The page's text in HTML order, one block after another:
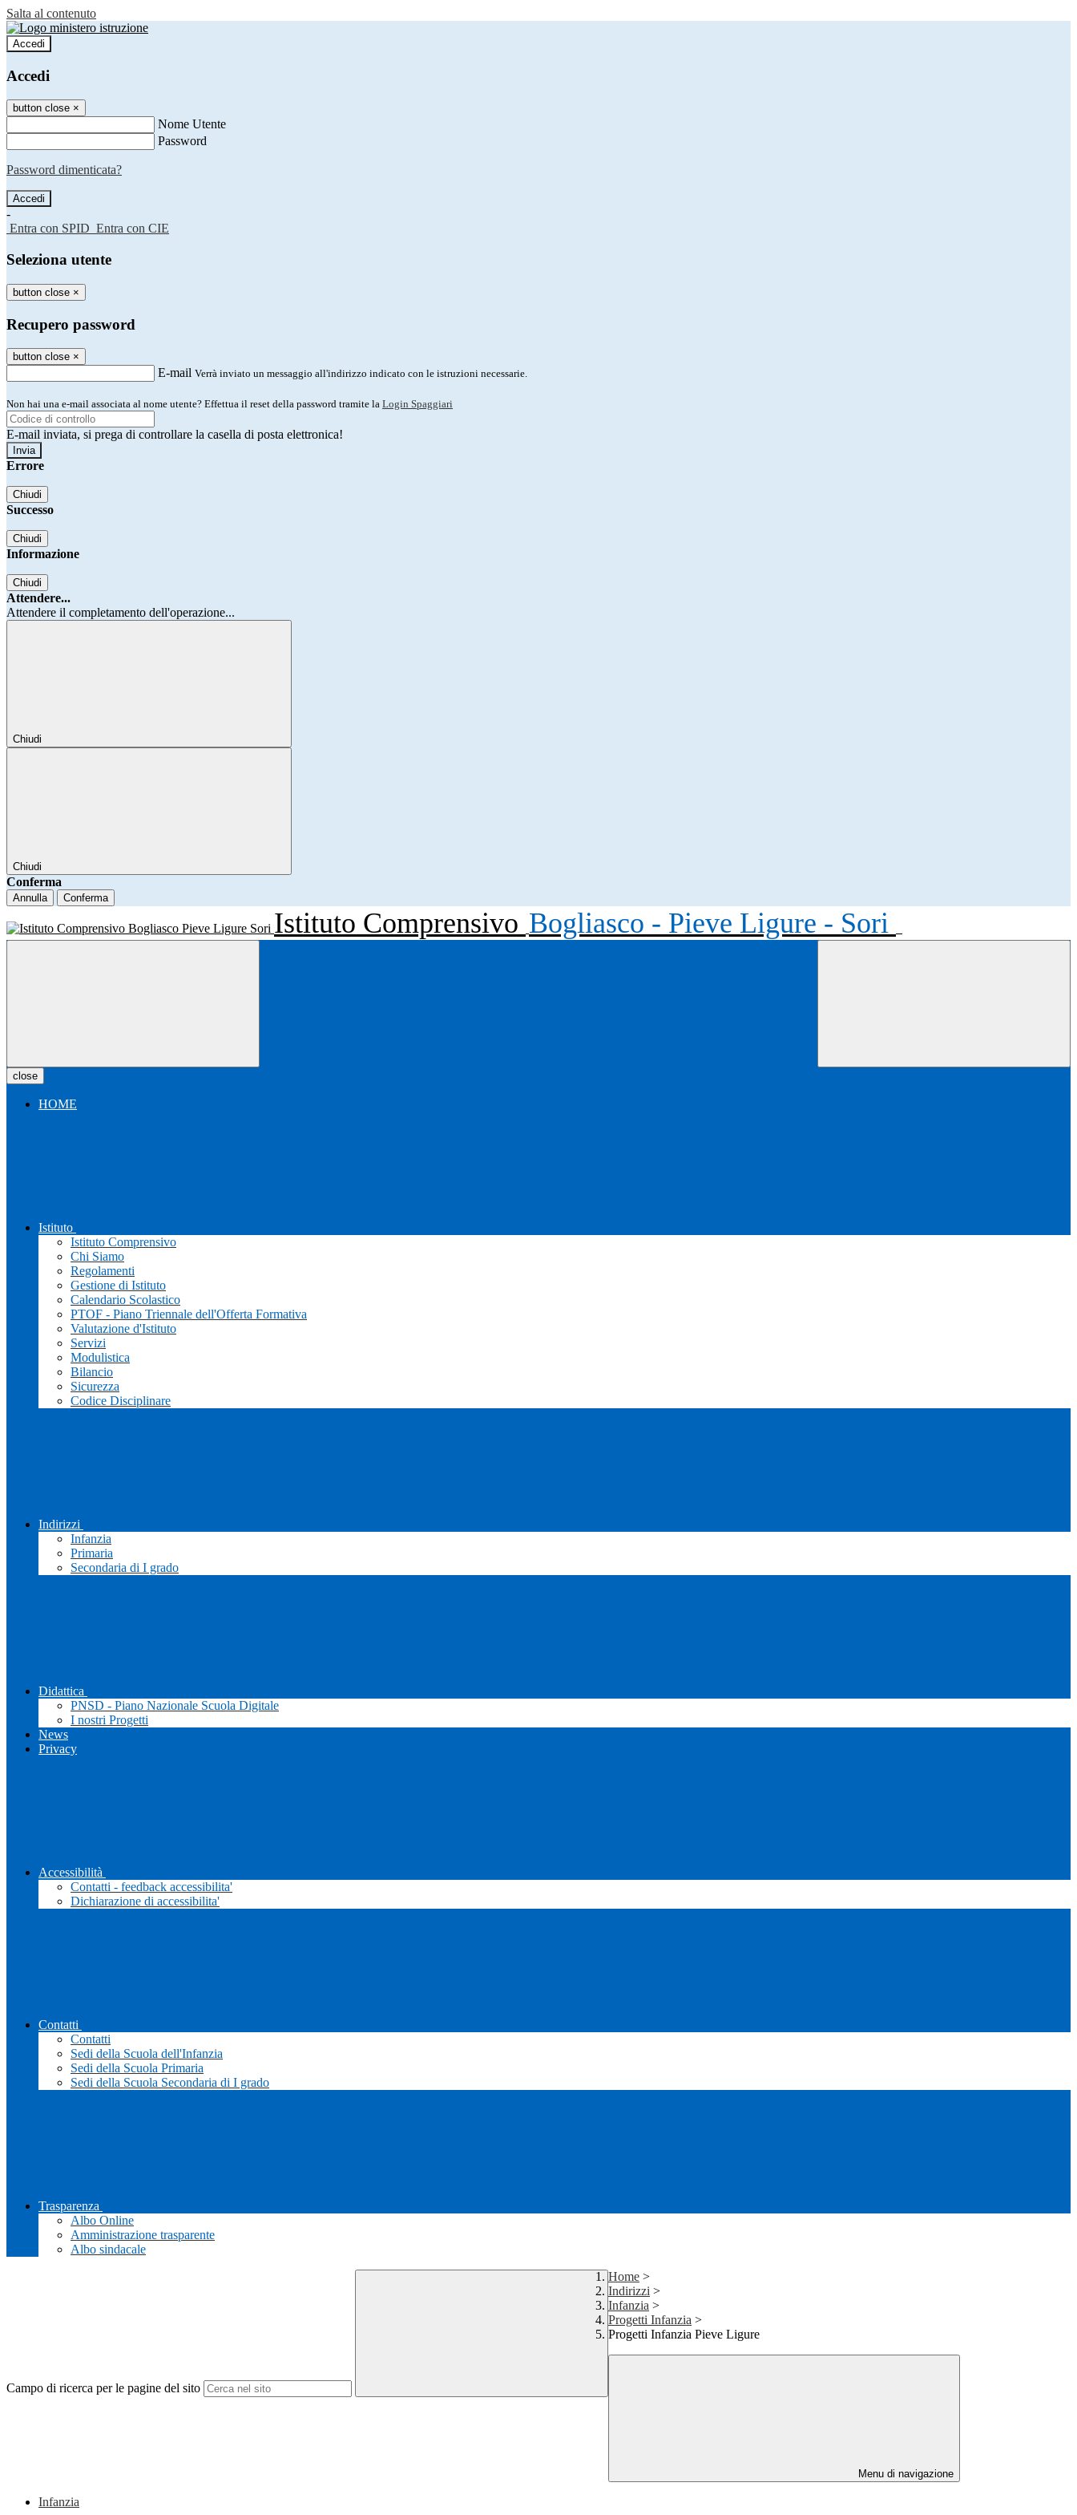
Salta al contenuto
Accedi
Accedi
button close ×
Nome Utente
Password
Password dimenticata?
-
Entra con SPID Entra con CIE
Seleziona utente
button close ×
Recupero password
button close ×
E-mail Verrà inviato un messaggio all'indirizzo indicato con le istruzioni necessarie.
Non hai una e-mail associata al nome utente? Effettua il reset della password tramite la Login Spaggiari
E-mail inviata, si prega di controllare la casella di posta elettronica!
Errore
Chiudi
Successo
Chiudi
Informazione
Chiudi
Attendere...
Attendere il completamento dell'operazione...
Chiudi
Chiudi
Conferma
Annulla Conferma
Istituto Comprensivo Bogliasco - Pieve Ligure - Sori
close
HOME
Istituto
Istituto Comprensivo
Chi Siamo
Regolamenti
Gestione di Istituto
Calendario Scolastico
PTOF - Piano Triennale dell'Offerta Formativa
Valutazione d'Istituto
Servizi
Modulistica
Bilancio
Sicurezza
Codice Disciplinare
Indirizzi
Infanzia
Primaria
Secondaria di I grado
Didattica
PNSD - Piano Nazionale Scuola Digitale
I nostri Progetti
News
Privacy
Accessibilità
Contatti - feedback accessibilita'
Dichiarazione di accessibilita'
Contatti
Contatti
Sedi della Scuola dell'Infanzia
Sedi della Scuola Primaria
Sedi della Scuola Secondaria di I grado
Trasparenza
Albo Online
Amministrazione trasparente
Albo sindacale
Campo di ricerca per le pagine del sito
Home >
Indirizzi >
Infanzia >
Progetti Infanzia >
Progetti Infanzia Pieve Ligure
Menu di navigazione
Infanzia